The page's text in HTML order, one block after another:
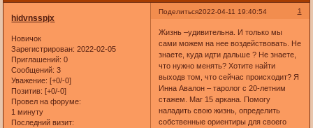
Поделиться 1
2022-04-11 19:40:54
hidvnsspjx
Новичок
Зарегистрирован: 2022-02-05
Приглашений: 0
Сообщений: 3
Уважение: [+0/-0]
Позитив: [+0/-0]
Провел на форуме:
1 минуту
Последний визит:
Жизнь –удивительна. И только мы
сами можем на нее воздействовать. Не
знаете, куда идти дальше ? Не знаете,
что нужно менять? Хотите найти
выходв том, что сейчас происходит? Я
Инна Авалон – таролог с 20-летним
стажем. Маг 15 аркана. Помогу
наладить свою жизнь, определить
собственные ориентиры для своего